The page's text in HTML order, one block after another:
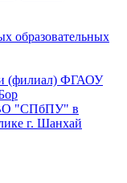
образовательных
(филиал) ФГАОУ
"СПбПУ" в
г. Шанхай